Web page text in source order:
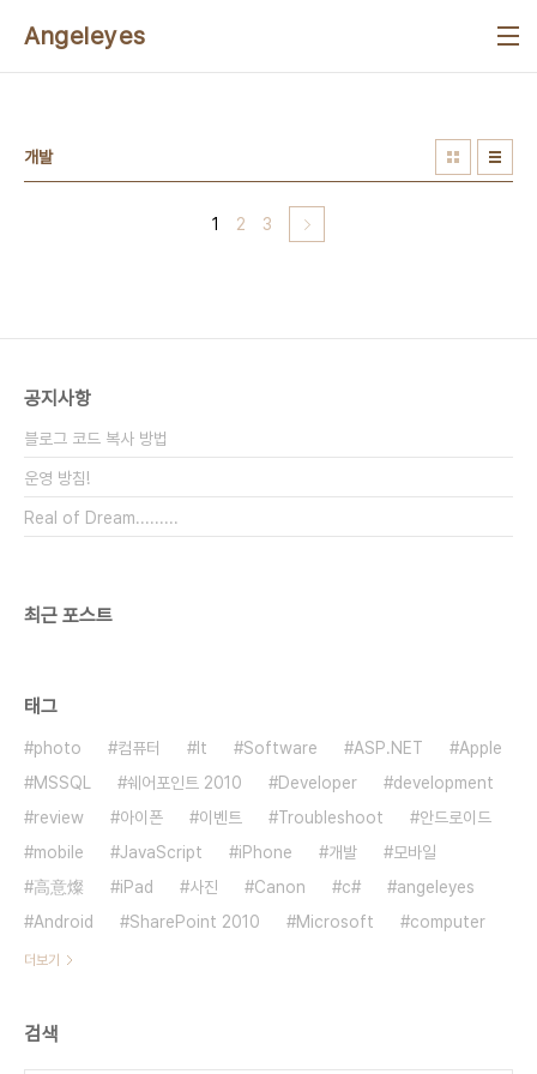
Angeleyes
개발
1 2 3
공지사항
블로그 코드 복사 방법
운영 방침!
Real of Dream.........
최근 포스트
태그
photo 컴퓨터 It Software ASP.NET
Apple
MSSQL
쉐어포인트 2010 Developer
development
review
아이폰 이벤트 Troubleshoot
안드로이드
mobile
JavaScript iPhone 개발
모바일
高意燦
iPad 사진 Canon c#
angeleyes
Android
SharePoint 2010 Microsoft computer
더보기
검색